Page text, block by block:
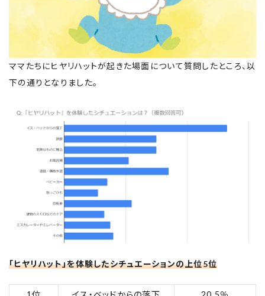
ママたちにヒヤリハットが起きた場面について質問したところ、以
下の通りとなりました。
「ヒヤリハット」を体験したシチュエーションの上位5位